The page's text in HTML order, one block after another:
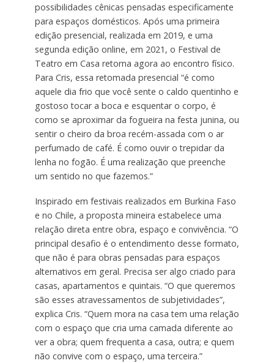
possibilidades cênicas pensadas especificamente
para espaços domésticos. Após uma primeira
edição presencial, realizada em 2019, e uma
segunda edição online, em 2021, o Festival de
Teatro em Casa retorna agora ao encontro físico.
Para Cris, essa retomada presencial “é como
aquele dia frio que você sente o caldo quentinho e
gostoso tocar a boca e esquentar o corpo, é
como se aproximar da fogueira na festa junina, ou
sentir o cheiro da broa recém-assada com o ar
perfumado de café. É como ouvir o trepidar da
lenha no fogão. É uma realização que preenche
um sentido no que fazemos.”
Inspirado em festivais realizados em Burkina Faso
e no Chile, a proposta mineira estabelece uma
relação direta entre obra, espaço e convivência. “O
principal desafio é o entendimento desse formato,
que não é para obras pensadas para espaços
alternativos em geral. Precisa ser algo criado para
casas, apartamentos e quintais. “O que queremos
são esses atravessamentos de subjetividades”,
explica Cris. “Quem mora na casa tem uma relação
com o espaço que cria uma camada diferente ao
ver a obra; quem frequenta a casa, outra; e quem
não convive com o espaço, uma terceira.”